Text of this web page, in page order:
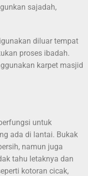
sajadah,
diluar tempat
proses ibadah.
karpet masjid
untuk
ada di lantai. Bukak
namun juga
tahu letaknya dan
kotoran cicak,